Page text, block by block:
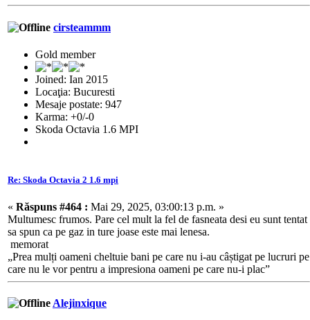
cirsteammm
Gold member
Joined: Ian 2015
Locaţia: Bucuresti
Mesaje postate: 947
Karma: +0/-0
Skoda Octavia 1.6 MPI
Re: Skoda Octavia 2 1.6 mpi
« Răspuns #464 : Mai 29, 2025, 03:00:13 p.m. »
Multumesc frumos. Pare cel mult la fel de fasneata desi eu sunt tentat
sa spun ca pe gaz in ture joase este mai lenesa.
memorat
„Prea mulți oameni cheltuie bani pe care nu i-au câștigat pe lucruri pe
care nu le vor pentru a impresiona oameni pe care nu-i plac”
Alejinxique